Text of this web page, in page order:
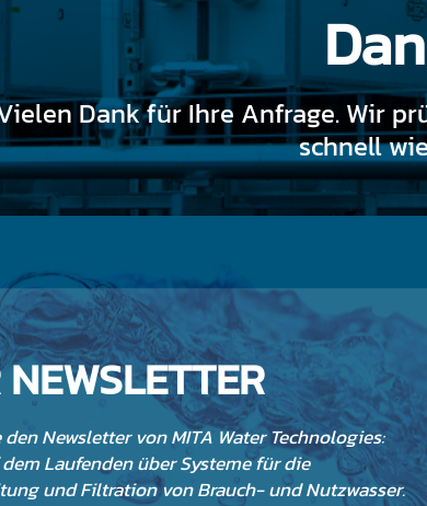
Dank für Ihre Anfrage. Wir
schnell
Newsletter von MITA Water Technologies:
Laufenden über Systeme für die
und Filtration von Brauch- und Nutzwasser.